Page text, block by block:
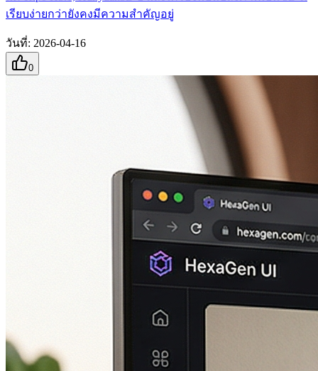
เรียบง่ายกว่ายังคงมีความสำคัญอยู่
วันที่: 2026-04-16
0